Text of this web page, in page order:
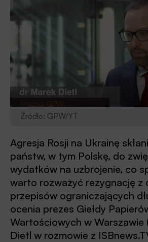
Źródło: GPW/YT
Agresja Rosji na Ukrainę
państw, w tym Polskę, do
wydatków na uzbrojenie, co
warto rozważyć rezygnację z
przepisów ograniczających
ocenia prezes Giełdy
Wartościowych w Warszawie
Dietl w rozmowie z